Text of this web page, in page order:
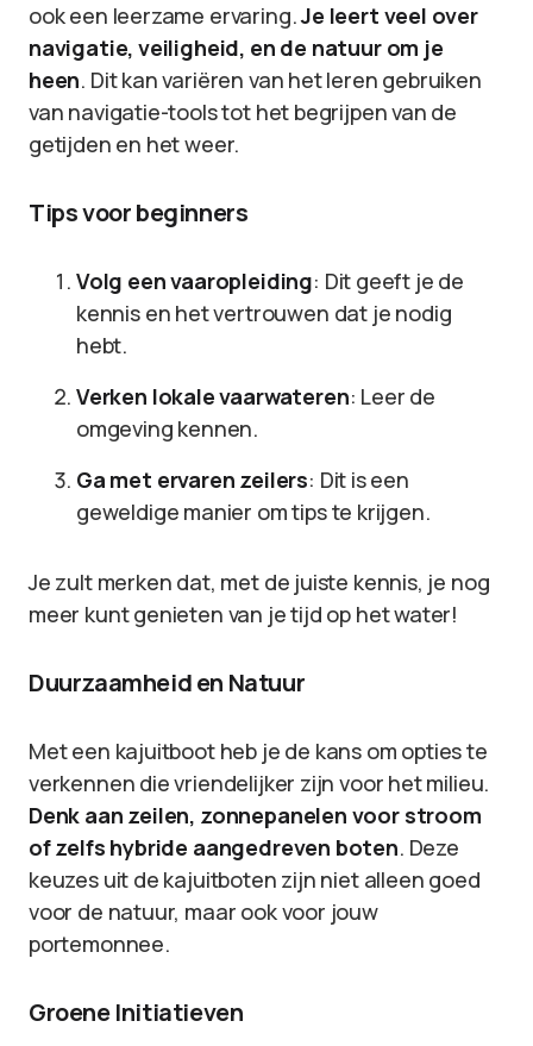
ook een leerzame ervaring.Je leert veel over
navigatie, veiligheid, en de natuur om je
heen. Dit kan variëren van het leren gebruiken
van navigatie-tools tot het begrijpen van de
getijden en het weer.
Tips voor beginners
Volg een vaaropleiding: Dit geeft je de
kennis en het vertrouwen dat je nodig
hebt.
Verken lokale vaarwateren: Leer de
omgeving kennen.
Ga met ervaren zeilers: Dit is een
geweldige manier om tips te krijgen.
Je zult merken dat, met de juiste kennis, je nog
meer kunt genieten van je tijd op het water!
Duurzaamheid en Natuur
Met een kajuitboot heb je de kans om opties te
verkennen die vriendelijker zijn voor het milieu.
Denk aan zeilen, zonnepanelen voor stroom
of zelfs hybride aangedreven boten. Deze
keuzes uit de kajuitboten zijn niet alleen goed
voor de natuur, maar ook voor jouw
portemonnee.
Groene Initiatieven